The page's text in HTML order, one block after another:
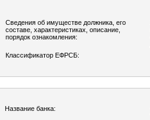
Сведения об имуществе должника, его
составе, характеристиках, описание,
порядок ознакомления:
Классификатор ЕФРСБ:
Название банка: